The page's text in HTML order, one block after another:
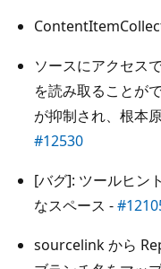
ソースにアクセス
を読み取ることが
が抑制され、根本
#12530
[バグ]: ツールヒン
なスペース -
sourcelink から